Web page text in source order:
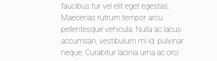
faucibus turvel elit eget egestas.
Maecenas rutrum tempor arcu
pellentesque vehicula. Nulla ac lacus
accumsan, vestibulum mi id, pulvinar
neque. Curabitur lacinia urna ac orci